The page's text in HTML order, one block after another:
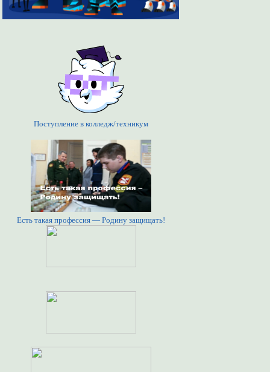
Поступление в колледж/техникум
Есть такая профессия — Родину защищать!